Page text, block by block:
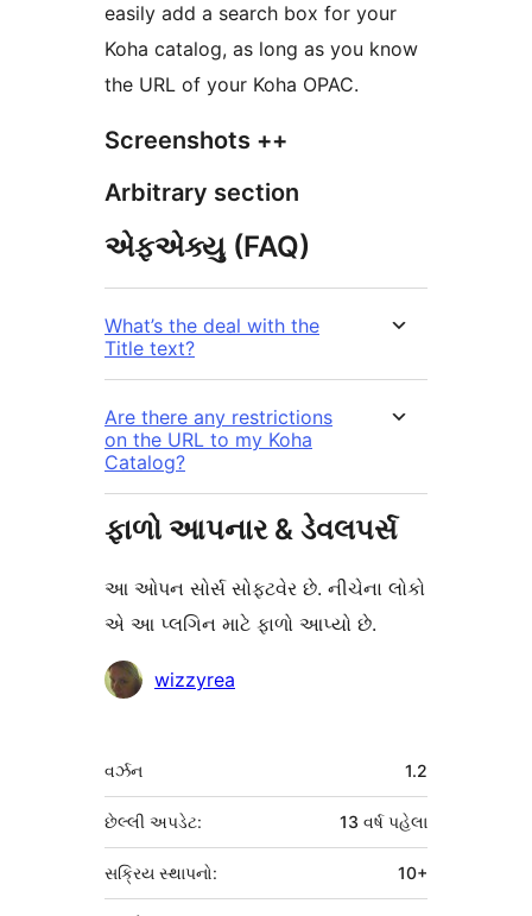
easily add a search box for your
Koha catalog, as long as you know
the URL of your Koha OPAC.
Screenshots ++
Arbitrary section
એફએક્યુ (FAQ)
What’s the deal with the
Title text?
Are there any restrictions
on the URL to my Koha
Catalog?
ફાળો આપનાર & ડેવલપર્સ
આ ઓપન સોર્સ સોફ્ટવેર છે. નીચેના લોકો
એ આ પ્લગિન માટે ફાળો આપ્યો છે.
ફાળો wizzyrea
મેટા
વર્ઝન 1.2
છેલ્લી અપડેટ: 13 વર્ષપહેલા
સક્રિય સ્થાપનો: 10+